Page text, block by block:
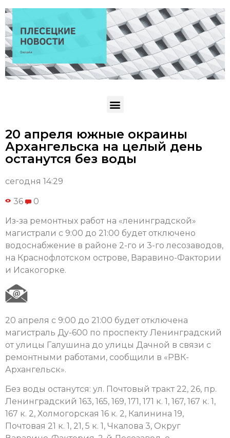
20 апреля южные окраины
Архангельска на целый день
останутся без воды
сегодня 14:29
36 0
Из-за ремонтных работ на «ленинградской»
магистрали с 9:00 до 21:00 будет отключено
водоснабжение в районе 2-го и 3-го лесозаводов,
на Краснофлотском острове, Варавино-Фактории
и Исакогорке.
20 апреля с 9:00 до 21:00 будет отключена
магистраль Ду-600 по проспекту Ленинградский
от улицы Галушина до улицы Дачной в связи с
ремонтными работами, сообщили в «РВК-
Архангельск».
Без воды останутся: ул. Почтовый тракт 22, 26, пр.
Ленинградский 163, 165, 169, 171, 171 к. 1, 167, 167 к. 1,
167 к. 2, Холмогорская 16 к. 2, Калинина 19,
Почтовая 21 к. 1, 21, 5 к. 1, Чкалова 3, Округ